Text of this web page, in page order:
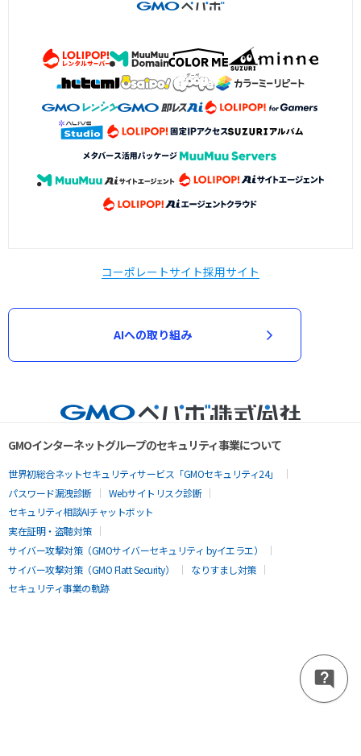
コーポレートサイト採用サイト
AIへの取り組み
GMOインターネットグループのセキュリティ事業について
世界初総合ネットセキュリティサービス「GMOセキュリティ24」
パスワード漏洩診断
Webサイトリスク診断
セキュリティ相談AIチャットボット
実在証明・盗聴対策
サイバー攻撃対策（GMOサイバーセキュリティ byイエラエ）
サイバー攻撃対策（GMO Flatt Security）
なりすまし対策
セキュリティ事業の軌跡